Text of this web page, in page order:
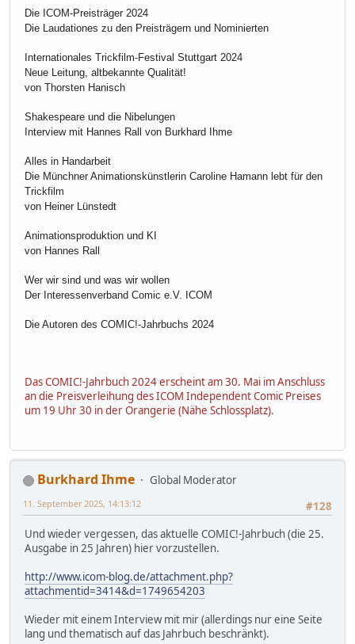
Die ICOM-Preisträger 2024
Die Laudationes zu den Preisträgern und Nominierten
Internationales Trickfilm-Festival Stuttgart 2024
Neue Leitung, altbekannte Qualität!
von Thorsten Hanisch
Shakespeare und die Nibelungen
Interview mit Hannes Rall von Burkhard Ihme
Alles in Handarbeit
Die Münchner Animationskünstlerin Caroline Hamann lebt für den
Trickfilm
von Heiner Lünstedt
Animationsproduktion und KI
von Hannes Rall
Wer wir sind und was wir wollen
Der Interessenverband Comic e.V. ICOM
Die Autoren des COMIC!-Jahrbuchs 2024
Das COMIC!-Jahrbuch 2024 erscheint am 30. Mai im Anschluss
an die Preisverleihung des ICOM Independent Comic Preises
um 19 Uhr 30 in der Orangerie (Nähe Schlossplatz).
Burkhard Ihme
Global Moderator
#128
11. September 2025, 14:13:12
Und wieder vergessen, das aktuelle COMIC!-Jahrbuch (die 25.
Ausgabe in 25 Jahren) hier vorzustellen.
http://www.icom-blog.de/attachment.php?
attachmentid=3414&d=1749654203
Wieder mit einem Interview mit mir (allerdings nur eine Seite
lang und thematisch auf das Jahrbuch beschränkt).